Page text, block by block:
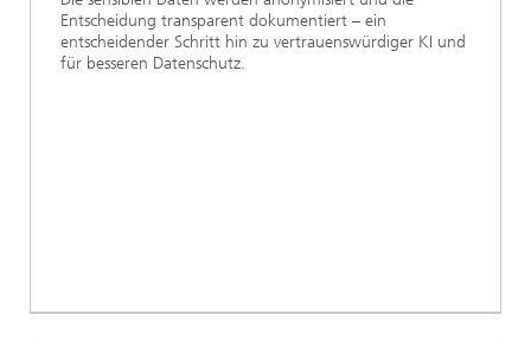
Entscheidung transparent dokumentiert – ein
entscheidender Schritt hin zu vertrauenswürdiger KI und
für besseren Datenschutz.